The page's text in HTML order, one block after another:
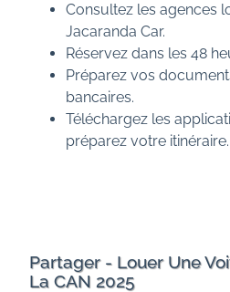
Consultez les agences
Jacaranda Car.
Réservez dans les 48
Préparez vos
bancaires.
Téléchargez les
préparez votre itinéraire.
Partager - Louer Une
La CAN 2025